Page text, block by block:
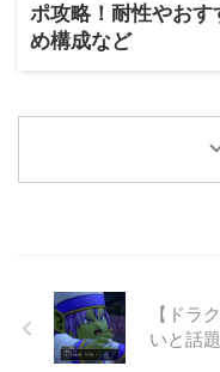
ポ攻略！耐性やおす
め構成など
【ドラ
いと話